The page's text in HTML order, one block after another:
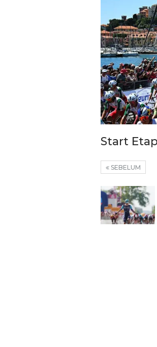
Start
SEBELUM
Tren Bergeser,
Muda Mulai Tinggalkan
Mewah Dan Memilih
7 Agu 2026